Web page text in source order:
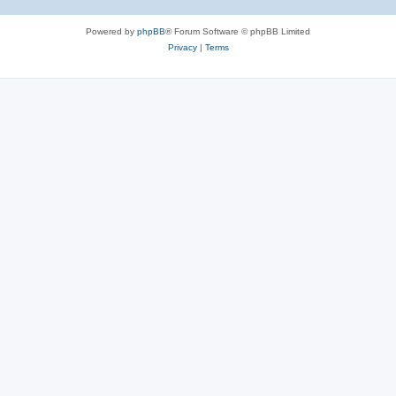
Powered by phpBB® Forum Software © phpBB Limited
Privacy| Terms